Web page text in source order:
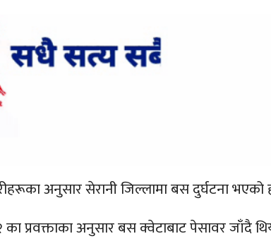
अनुसार सेरानी जिल्लामा बस दुर्घटना भएको
प्रवक्ताका अनुसार बस क्वेटाबाट पेसावर जाँदै